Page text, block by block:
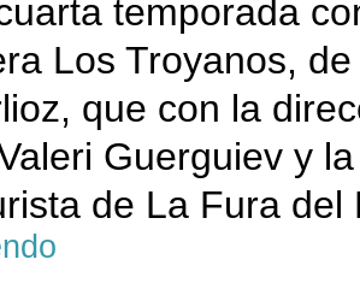
temporada
Los Troyanos,
que con la
Guerguiev y
de La Fura